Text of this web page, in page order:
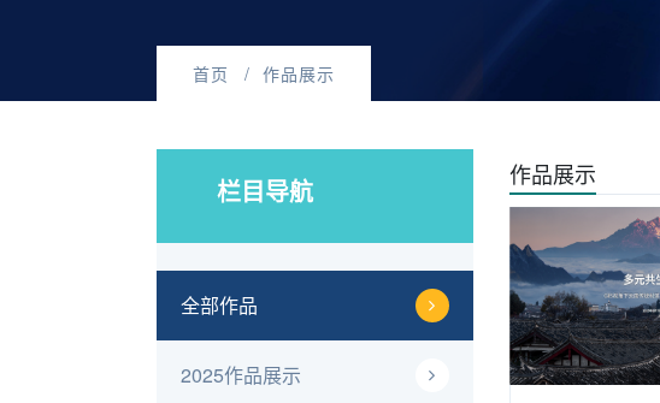
首页 作品展示
栏目导航
全部作品
2025作品展示
作品展示